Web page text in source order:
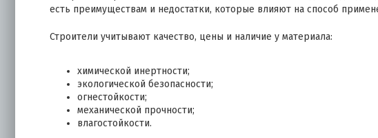
есть преимуществам и недостатки, которые влияют на способ
Строители учитывают качество, цены и наличие у материала:
химической инертности;
экологической безопасности;
огнестойкости;
механической прочности;
влагостойкости.